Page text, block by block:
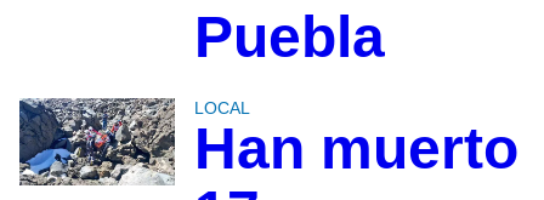
Puebla
LOCAL
Han muerto